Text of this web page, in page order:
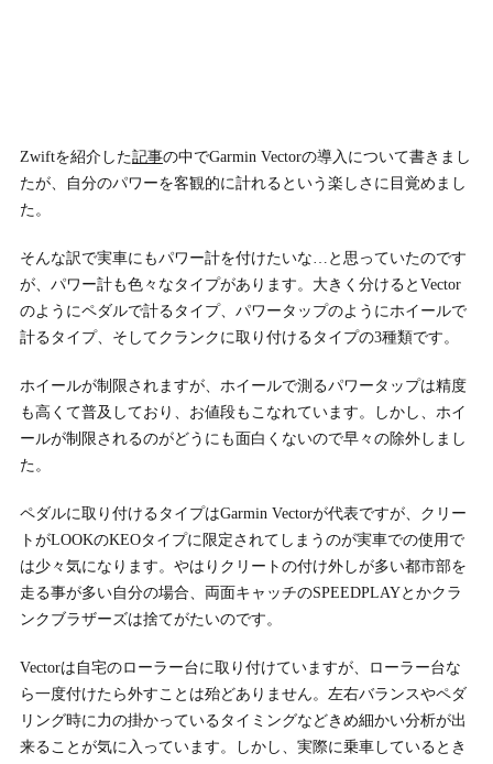
Zwiftを紹介した記事の中でGarmin Vectorの導入について書きまし
たが、自分のパワーを客観的に計れるという楽しさに目覚めまし
た。
そんな訳で実車にもパワー計を付けたいな…と思っていたのです
が、パワー計も色々なタイプがあります。大きく分けるとVector
のようにペダルで計るタイプ、パワータップのようにホイールで
計るタイプ、そしてクランクに取り付けるタイプの3種類です。
ホイールが制限されますが、ホイールで測るパワータップは精度
も高くて普及しており、お値段もこなれています。しかし、ホイ
ールが制限されるのがどうにも面白くないので早々の除外しまし
た。
ペダルに取り付けるタイプはGarmin Vectorが代表ですが、クリー
トがLOOKのKEOタイプに限定されてしまうのが実車での使用で
は少々気になります。やはりクリートの付け外しが多い都市部を
走る事が多い自分の場合、両面キャッチのSPEEDPLAYとかクラ
ンクブラザーズは捨てがたいのです。
Vectorは自宅のローラー台に取り付けていますが、ローラー台な
ら一度付けたら外すことは殆どありません。左右バランスやペダ
リング時に力の掛かっているタイミングなどきめ細かい分析が出
来ることが気に入っています。しかし、実際に乗車しているとき